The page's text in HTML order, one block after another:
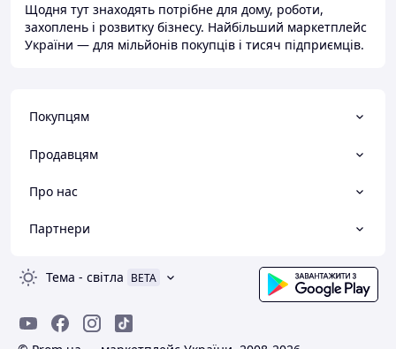
Щодня тут знаходять потрібне для дому, роботи,
захоплень і розвитку бізнесу. Найбільший маркетплейс
України — для мільйонів покупців і тисяч підприємців.
Покупцям
Продавцям
Про нас
Партнери
Тема - світла BETA